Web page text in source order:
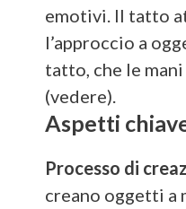
emotivi. Il tatto
l’approccio a
tatto, che le
(vedere).
Aspetti
Processo di
creano oggetti a